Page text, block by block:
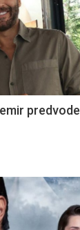
predvode